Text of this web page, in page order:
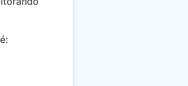
- IS}{IS} \right) \times \left(